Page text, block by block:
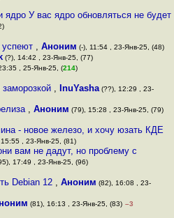
ядро У вас ядро обновляться не будет
успеют ,Аноним (-), 11:54 , 23-Янв-25, (48)
(?), 14:42 , 23-Янв-25, (77)
, 25-Янв-25, (214)
, InuYasha (??), 12:29 , 23-
,Аноним (79), 15:28 , 23-Янв-25, (79)
- новое железо, и хочу юзать КДЕ
, 23-Янв-25, (81)
вам не дадут, но проблему с
17:49 , 23-Янв-25, (96)
Debian 12 ,Аноним (82), 16:08 , 23-
(81), 16:13 , 23-Янв-25, (83) –3